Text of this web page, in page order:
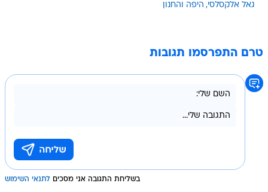
גאל אלקסלסי היפה והחנון
טרם התפרסמו תגובות
בשליחת התגובה אני מסכים לתנאי השימוש